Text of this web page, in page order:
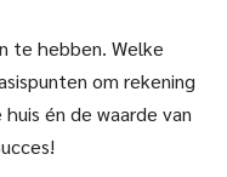
te hebben. Welke
om rekening
én de waarde van